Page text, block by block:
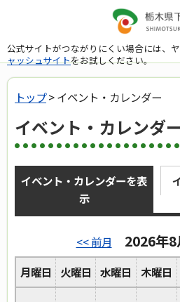
公式サイトがつながりにくい場合には、
ャッシュサイトをお試しください。
トップ> イベント・カレンダー
イベント・カレンダ
イベント・カレンダーを表
示
<< 前月 2026年8
月曜日
火曜日 水曜日 木曜日